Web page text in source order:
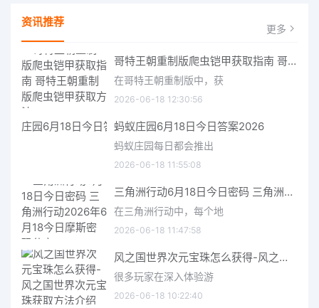
资讯推荐 更多
哥特王朝重制版爬虫铠甲获取指南 哥特王朝重制版爬虫铠甲获取方法
在哥特王朝重制版中，获
2026-06-18 12:30:56
蚂蚁庄园6月18日今日答案2026
蚂蚁庄园每日都会推出
2026-06-18 11:55:08
三角洲行动6月18日今日密码 三角洲行动2026年6月18今日摩斯密码分享
在三角洲行动中，每个地
2026-06-18 11:47:58
风之国世界次元宝珠怎么获得-风之国世界次元宝珠获取方法介绍
很多玩家在深入体验游
2026-06-18 10:22:40